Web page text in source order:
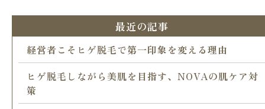
最近の記事
経営者こそヒゲ脱毛で第一印象を変える理由
ヒゲ脱毛しながら美肌を目指す、NOVAの肌ケア対
策